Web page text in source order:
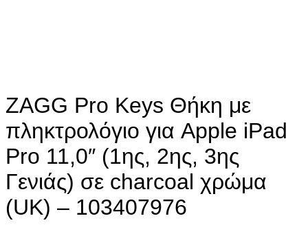
ZAGG Pro Keys Θήκη με
πληκτρολόγιο για Apple iPad
Pro 11,0″ (1ης, 2ης, 3ης
Γενιάς) σε charcoal χρώμα
(UK) – 103407976